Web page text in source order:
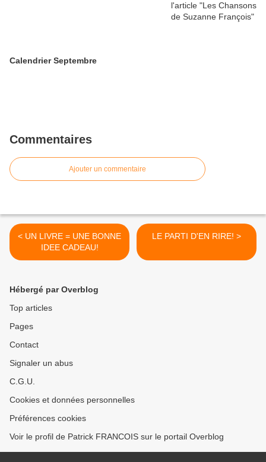
Calendrier Septembre
Commentaires
Ajouter un commentaire
< UN LIVRE = UNE BONNE
IDEE CADEAU!
LE PARTI D'EN RIRE! >
Hébergé par Overblog
Top articles
Pages
Contact
Signaler un abus
C.G.U.
Cookies et données personnelles
Préférences cookies
Voir le profil de Patrick FRANCOIS sur le portail Overblog